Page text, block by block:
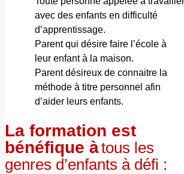
avec des enfants en difficulté
d’apprentissage.
Parent qui désire faire l’école à
leur enfant à la maison.
Parent désireux de connaitre la
méthode à titre personnel afin
d’aider leurs enfants.
La formation est
bénéfique àtous les
genres d’enfants à défi :